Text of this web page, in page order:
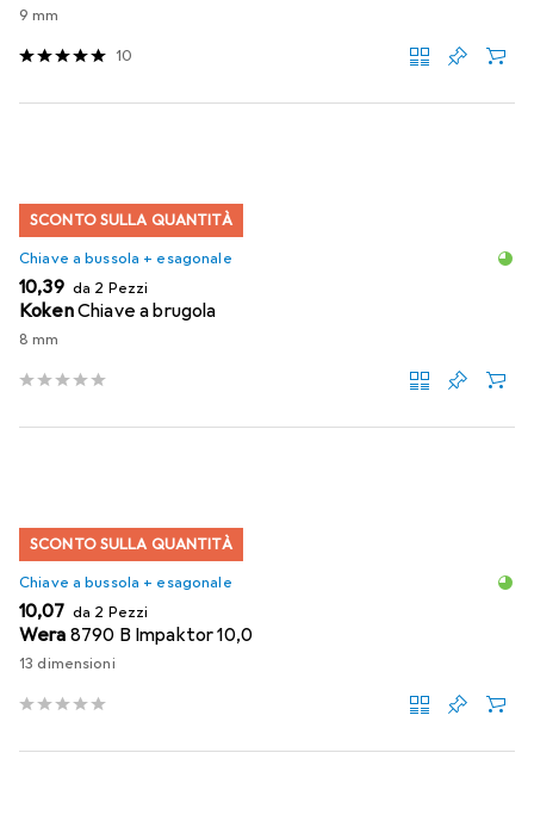
9 mm
10
SCONTO SULLA QUANTITÀ
Chiave a bussola + esagonale
EUR
10,39 da 2 Pezzi
KokenChiave a brugola
8 mm
SCONTO SULLA QUANTITÀ
Chiave a bussola + esagonale
EUR
10,07 da 2 Pezzi
Wera 8790 B Impaktor 10,0
13 dimensioni